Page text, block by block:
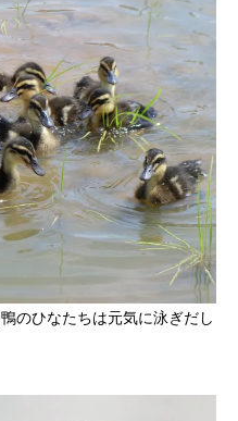
のひなたちは元気に泳ぎだし